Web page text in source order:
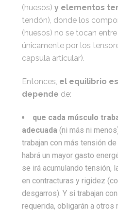
(huesos) y elementos
tendón), donde los
(huesos) no se tocan
únicamente por los
capsula articular).
Entonces, el equilibrio
depende de:
que cada músculo
adecuada (ni más ni
trabajan con más tensión
habrá un mayor gasto
se irá acumulando tensión,
en contracturas y rigidez
desgarros). Y si trabajan
requerida, obligarán a otros